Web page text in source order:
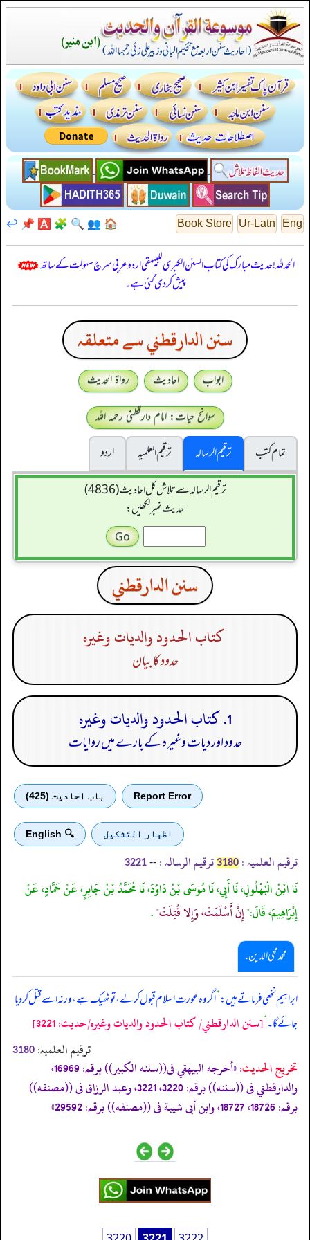
Eng
Ur-Latn
Book Store
🏠
👥
🔍
🧩
🅰️
📌
↩️
الحمدللہ! حدیث مبارک کی کتاب السنن الكبرى للبيهقي اردو عربی سرچ سہولت کے ساتھ
پیش کر دی گئی ہے۔
سنن الدارقطني سے متعلقہ
ابواب احادیث
رواۃ الحدیث
سوانح حیات: امام دارقطنی رحمہ اللہ
تمام کتب
ترقیم الرسالہ ترقیم العلمیہ
اردو
ترقیم الرسالہ سے تلاش کل احادیث (4836)
حدیث نمبر لکھیں:
سنن الدارقطني
كتاب الحدود والديات وغيره
حدود کا بیان
1. كتاب الحدود والديات وغيره
حدود اور دیات وغیرہ کے بارے میں روایات
Report Error باب احادیث (425)
اظهار التشكيل 🔍 English
ترقیم العلمیہ : 3180 ترقیم الرسالہ : --
3221
نَا ابْنُ الْبُهْلُولِ، نَا أَبِي، نَا مُوسَى بْنُ دَاوُدَ، نَا مُحَمَّدُ بْنُ جَابِرٍ، عَنْ حَمَّادٍ، عَنْ
إِبْرَاهِيمَ، قَالَ:"إِنْ أَسْلَمَتْ، وَإِلا قُتِلَتْ".
محمد محی الدین .
ابراہیم نخعی فرماتے ہیں:”اگر وہ عورت اسلام قبول کر لے، تو ٹھیک ہے، ورنہ اسے قتل کر دیا
جائے گا۔“[سنن الدارقطني/ كتاب الحدود والديات وغيره/حدیث: 3221]
ترقیم العلمیہ: 3180
تخریج الحدیث:
«أخرجه البيهقي فى((سننه الكبير)) برقم: 16969،
والدارقطني فى ((سننه)) برقم: 3220، 3221، وعبد الرزاق فى ((مصنفه))
برقم: 18726، 18727، وابن أبى شيبة فى ((مصنفه)) برقم: 29592»